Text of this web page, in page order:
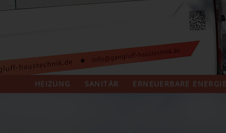
HEIZUNG SANITÄR ERNEUERBARE